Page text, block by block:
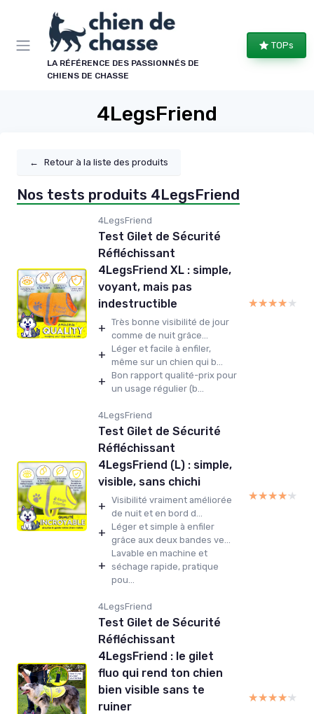
LA RÉFÉRENCE DES PASSIONNÉS DE
CHIENS DE CHASSE
TOPs
4LegsFriend
← Retour à la liste des produits
Nos tests produits 4LegsFriend
4LegsFriend
Test Gilet de Sécurité
Réfléchissant
4LegsFriend XL : simple,
voyant, mais pas
indestructible
+ Très bonne visibilité de jour
comme de nuit grâce...
+ Léger et facile à enfiler,
même sur un chien qui b...
+ Bon rapport qualité-prix pour
un usage régulier (b...
★★★★★
★★★★★
4LegsFriend
Test Gilet de Sécurité
Réfléchissant
4LegsFriend (L) : simple,
visible, sans chichi
+ Visibilité vraiment améliorée
de nuit et en bord d...
+ Léger et simple à enfiler
grâce aux deux bandes ve...
+
Lavable en machine et
séchage rapide, pratique
pou...
★★★★★
★★★★★
4LegsFriend
Test Gilet de Sécurité
Réfléchissant
4LegsFriend : le gilet
fluo qui rend ton chien
bien visible sans te
ruiner
★★★★★
★★★★★
Panneau de gestion des cookies